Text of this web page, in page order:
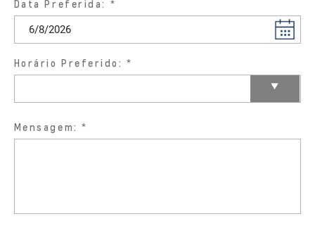
Data Preferida:
Horário Preferido:
Mensagem: